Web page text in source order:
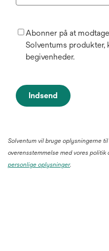
Abonner på at
Solventums produkter,
begivenheder.
Indsend
Solventum vil bruge oplysningerne
overensstemmelse med vores politik
personlige oplysninger.